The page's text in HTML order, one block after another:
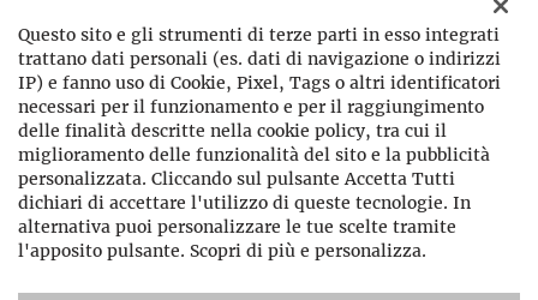
Dati fiscali:
Gruppo Barone srl
Viale dei Giudici Falcone e Borsellino ,sn Gravina in Puglia (BA)
C.F/P.IVA: 07864400721
Registro delle imprese:BA
Questo sito e gli strumenti di terze parti in esso integrati
trattano dati personali (es. dati di navigazione o indirizzi
IP) e fanno uso di Cookie, Pixel, Tags o altri identificatori
necessari per il funzionamento e per il raggiungimento
delle finalità descritte nella cookie policy, tra cui il
miglioramento delle funzionalità del sito e la pubblicità
personalizzata. Cliccando sul pulsante Accetta Tutti
dichiari di accettare l'utilizzo di queste tecnologie. In
alternativa puoi personalizzare le tue scelte tramite
l'apposito pulsante. Scopri di più e personalizza.